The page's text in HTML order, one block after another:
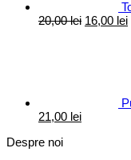
20,00lei Prețul
16,00 lei
Prețul
a
21,00 leiPrețul
Despre noi